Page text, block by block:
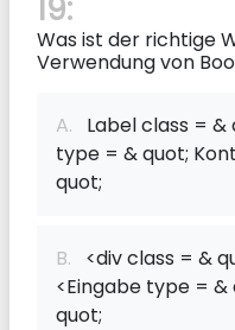
19:
Was ist der richtige
Verwendung von
A. Label class = &
type = & quot;
quot;
B. <div class = &
<Eingabe type = &
quot;